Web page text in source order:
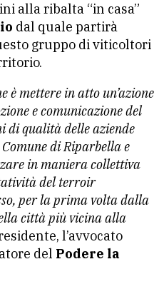
alla ribalta “in casa”
dal quale partirà
gruppo di viticoltori
è mettere in atto un’azione
e comunicazione del
di qualità delle aziende
di Riparbella e
in maniera collettiva
del terroir
per la prima volta dalla
città più vicina alla
l’avvocato
del Podere la